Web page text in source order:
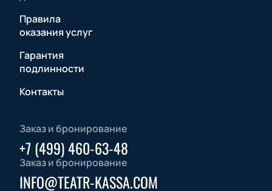
Правила
оказания услуг
Гарантия
подлинности
Контакты
Заказ и бронирование
+7 (499) 460-63-48
Заказ и бронирование
INFO@TEATR-KASSA.COM